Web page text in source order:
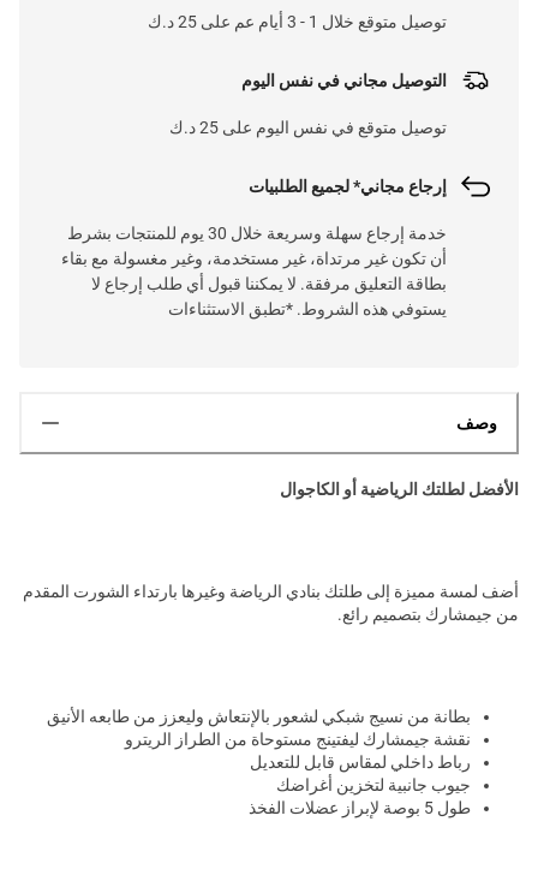
توصيل متوقع خلال 1 - 3 أيام عم على 25 د.ك
التوصيل مجاني في نفس اليوم
توصيل متوقع في نفس اليوم على 25 د.ك
إرجاع مجاني* لجميع الطلبيات
خدمة إرجاع سهلة وسريعة خلال 30 يوم للمنتجات بشرط
أن تكون غير مرتداة، غير مستخدمة، وغير مغسولة مع بقاء
بطاقة التعليق مرفقة. لا يمكننا قبول أي طلب إرجاع لا
يستوفي هذه الشروط. *تطبق الاستثناءات
وصف
الأفضل لطلتك الرياضية أو الكاجوال
أضف لمسة مميزة إلى طلتك بنادي الرياضة وغيرها بارتداء الشورت المقدم
من جيمشارك بتصميم رائع.
بطانة من نسيج شبكي لشعور بالإنتعاش وليعزز من طابعه الأنيق
نقشة جيمشارك ليفتينج مستوحاة من الطراز الريترو
رباط داخلي لمقاس قابل للتعديل
جيوب جانبية لتخزين أغراضك
طول 5 بوصة لإبراز عضلات الفخذ